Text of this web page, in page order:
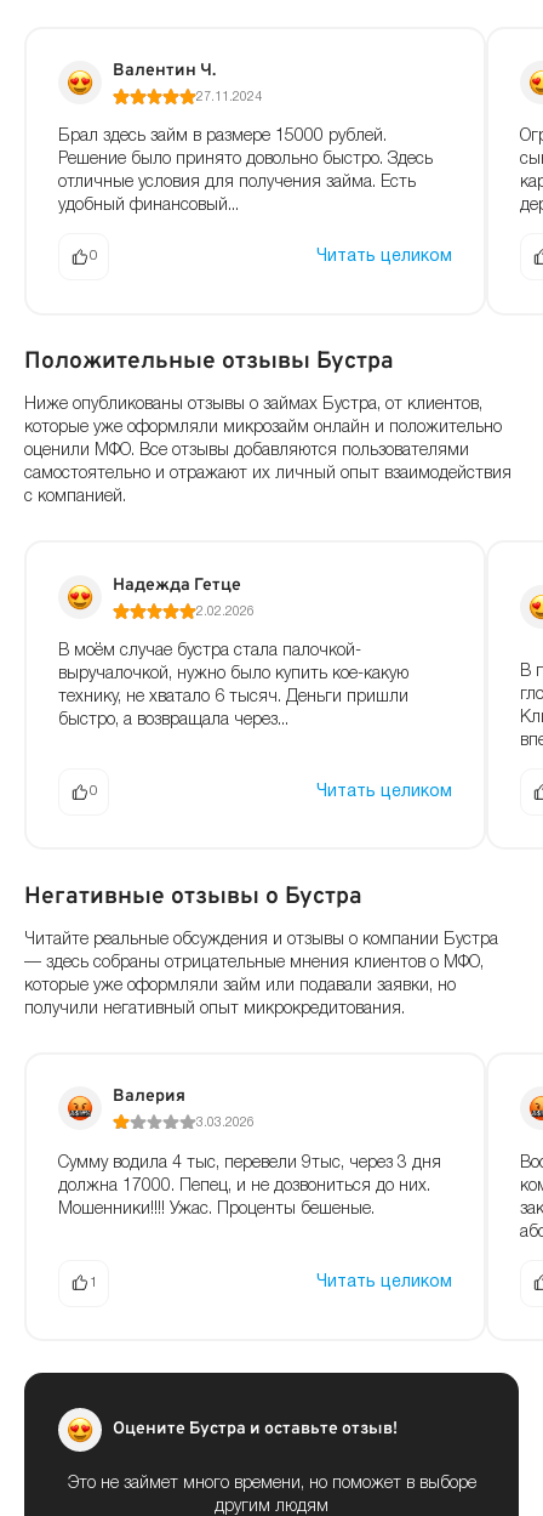
Валентин Ч.
27.11.2024
Брал здесь займ в размере 15000 рублей.
Решение было принято довольно быстро. Здесь
отличные условия для получения займа. Есть
удобный финансовый...
0 Читать целиком
Положительные отзывы Бустра
Ниже опубликованы отзывы о займах Бустра, от клиентов,
которые уже оформляли микрозайм онлайн и положительно
оценили МФО. Все отзывы добавляются пользователями
самостоятельно и отражают их личный опыт взаимодействия
с компанией.
Надежда Гетце
2.02.2026
В моём случае бустра стала палочкой-
выручалочкой, нужно было купить кое-какую
технику, не хватало 6 тысяч. Деньги пришли
быстро, а возвращала через...
0 Читать целиком
В
Негативные отзывы о Бустра
Читайте реальные обсуждения и отзывы о компании Бустра
— здесь собраны отрицательные мнения клиентов о МФО,
которые уже оформляли займ или подавали заявки, но
получили негативный опыт микрокредитования.
Валерия
3.03.2026
Сумму водила 4 тыс, перевели 9тыс, через 3 дня
должна 17000. Пепец, и не дозвониться до них.
Мошенники!!!! Ужас. Проценты бешеные.
1 Читать целиком
Оцените Бустра и оставьте отзыв!
Это не займет много времени, но поможет в выборе
другим людям